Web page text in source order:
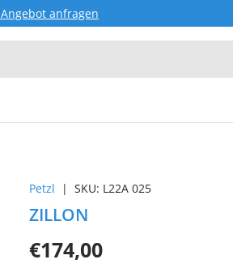
Angebot anfragen
Petzl |SKU: L22A 025
ZILLON
€174,00